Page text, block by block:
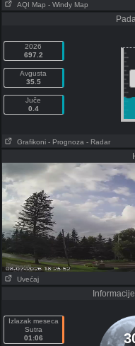
AQI Map - Windy Map
2026
697.2
Avgusta
35.5
Juče
0.4
Grafikoni - Prognoza - Radar
Uvećaj
Izlazak meseca
Sutra
01:06